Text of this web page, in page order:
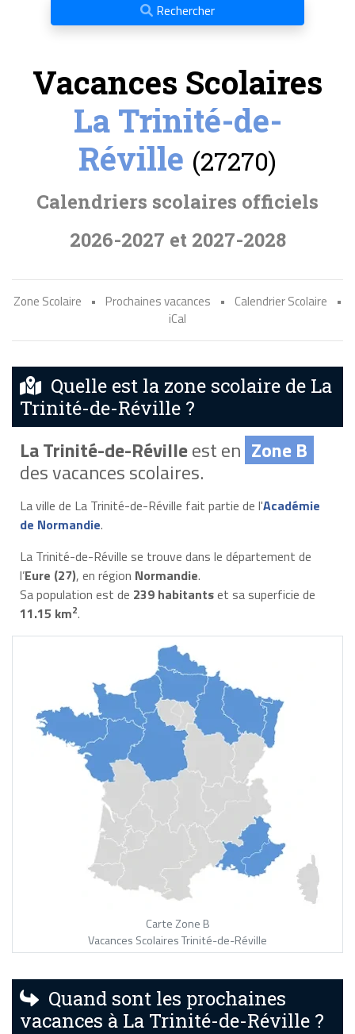
Rechercher
Vacances Scolaires
La Trinité-de-
Réville (27270)
Calendriers scolaires officiels
2026-2027 et 2027-2028
Zone Scolaire • Prochaines vacances • Calendrier Scolaire
•
iCal
Quelle est la zone scolaire de La
Trinité-de-Réville ?
La Trinité-de-Révilleest en Zone B
des vacances scolaires.
La ville de La Trinité-de-Réville fait partie de l'Académie
de Normandie.
La Trinité-de-Réville se trouve dans le département de
l’Eure (27), en région Normandie.
Sa population est de 239 habitantset sa superficie de
11.15 km2.
Carte Zone B
Vacances Scolaires Trinité-de-Réville
Quand sont les prochaines
vacances à La Trinité-de-Réville ?